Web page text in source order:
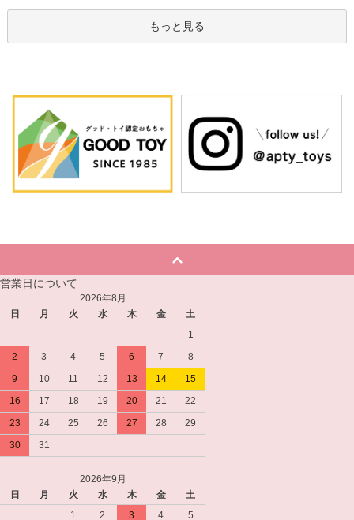
もっと見る
営業日について
2026年8月
日
月 火 水 木 金
土
1
2
3 4 5 6 7
8
9
10 11 12 13 14
15
16
17 18 19 20 21
22
23
24 25 26 27 28
29
30
31
2026年9月
日
月 火 水 木 金
土
1
2 3 4
5